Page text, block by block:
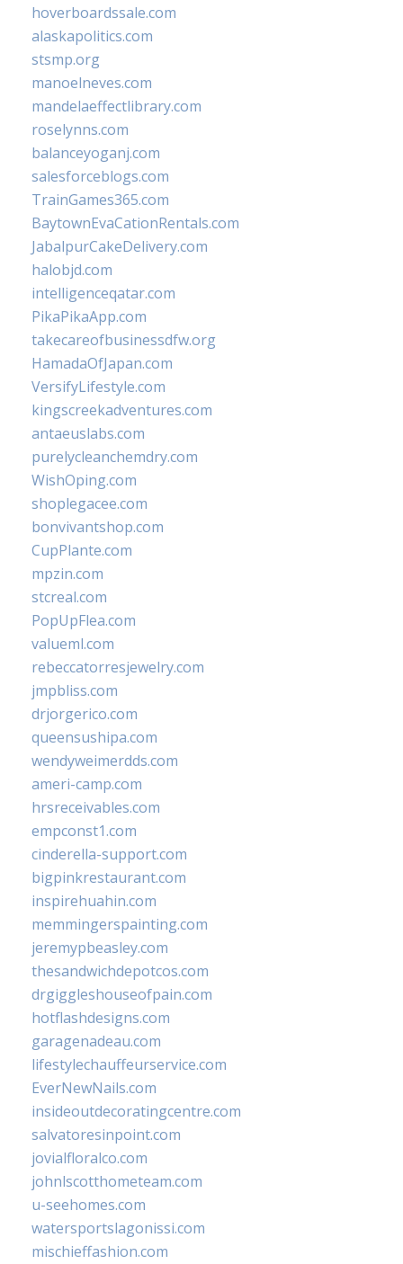
hoverboardssale.com
alaskapolitics.com
stsmp.org
manoelneves.com
mandelaeffectlibrary.com
roselynns.com
balanceyoganj.com
salesforceblogs.com
TrainGames365.com
BaytownEvaCationRentals.com
JabalpurCakeDelivery.com
halobjd.com
intelligenceqatar.com
PikaPikaApp.com
takecareofbusinessdfw.org
HamadaOfJapan.com
VersifyLifestyle.com
kingscreekadventures.com
antaeuslabs.com
purelycleanchemdry.com
WishOping.com
shoplegacee.com
bonvivantshop.com
CupPlante.com
mpzin.com
stcreal.com
PopUpFlea.com
valueml.com
rebeccatorresjewelry.com
jmpbliss.com
drjorgerico.com
queensushipa.com
wendyweimerdds.com
ameri-camp.com
hrsreceivables.com
empconst1.com
cinderella-support.com
bigpinkrestaurant.com
inspirehuahin.com
memmingerspainting.com
jeremypbeasley.com
thesandwichdepotcos.com
drgiggleshouseofpain.com
hotflashdesigns.com
garagenadeau.com
lifestylechauffeurservice.com
EverNewNails.com
insideoutdecoratingcentre.com
salvatoresinpoint.com
jovialfloralco.com
johnlscotthometeam.com
u-seehomes.com
watersportslagonissi.com
mischieffashion.com